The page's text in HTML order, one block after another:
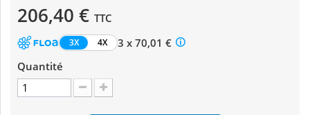
206,40 € TTC
3X 4X
3 x 70,01 €
Quantité